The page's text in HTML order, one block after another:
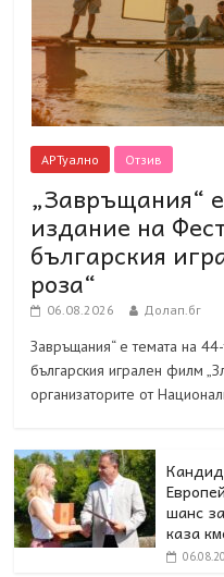
АРТуално Отзив
„Завръщания“
издание на
българския
роза“
06.08.2026 Долап.бг
Завръщания“ е темата на
българския игрален филм
организаторите от
шанс
каза